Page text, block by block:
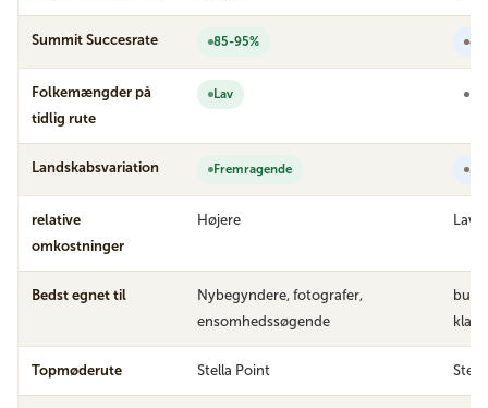
Summit Succesrate 85-95%
Folkemængder på
tidlig rute
Lav
Landskabsvariation Fremragende
relative
omkostninger
Højere
Bedst egnet til
Nybegyndere, fotografer,
ensomhedssøgende
Topmøderute Stella Point